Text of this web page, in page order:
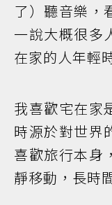
了）聽音樂，
一說大概很多
在家的人年輕
我喜歡宅在家
時源於對世界
喜歡旅行本身
靜移動，長時